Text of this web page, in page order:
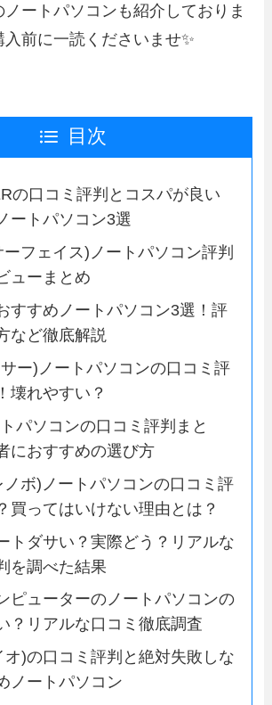
ートパソコンも紹介しておりま
前に一読くださいませ✨
目次
の口コミ評判とコスパが良い
ートパソコン3選
フェイス)ノートパソコン評判
ューまとめ
すすめノートパソコン3選！評
など徹底解説
ー)ノートパソコンの口コミ評
壊れやすい？
パソコンの口コミ評判まと
におすすめの選び方
ノボ)ノートパソコンの口コミ評
買ってはいけない理由とは？
トダサい？実際どう？リアルな
を調べた結果
ピューターのノートパソコンの
？リアルな口コミ徹底調査
オ)の口コミ評判と絶対失敗しな
ノートパソコン